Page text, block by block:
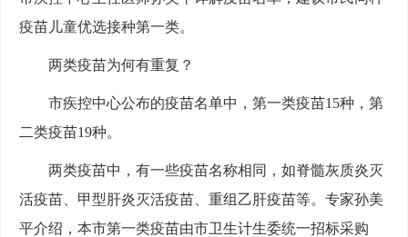
疫苗儿童优选接种第一类。
两类疫苗为何有重复？
市疾控中心公布的疫苗名单中，第一类疫苗15种，第
二类疫苗19种。
两类疫苗中，有一些疫苗名称相同，如脊髓灰质炎灭
活疫苗、甲型肝炎灭活疫苗、重组乙肝疫苗等。专家孙美
平介绍，本市第一类疫苗由市卫生计生委统一招标采购